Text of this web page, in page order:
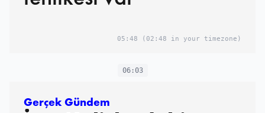
05:48 (02:48 in your timezone)
06:03
Gerçek Gündem